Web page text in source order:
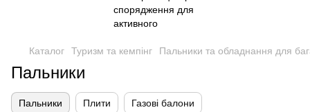
Каталог Туризм та кемпінг Пальники та обладнання для
Пальники
Пальники Плити Газові балони